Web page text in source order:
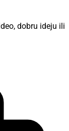
dobru ideju ili